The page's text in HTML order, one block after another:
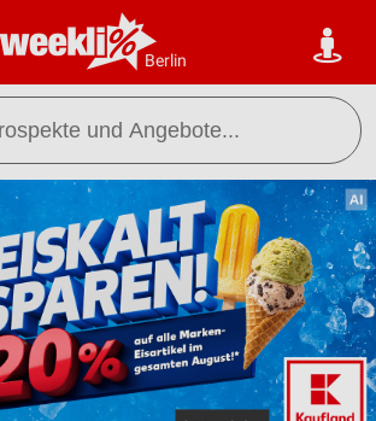
Berlin